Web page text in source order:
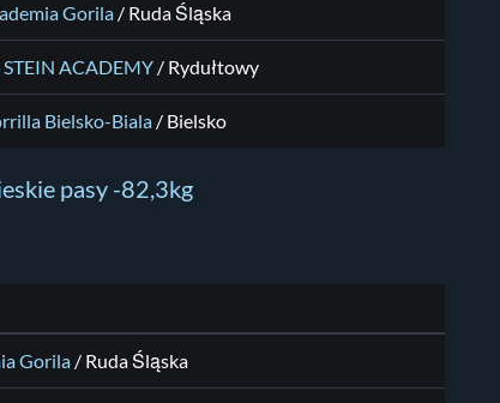
Gorila / Ruda Śląska
STEIN ACADEMY / Rydułtowy
Bielsko-Biala / Bielsko
pasy -82,3kg
Gorila / Ruda Śląska